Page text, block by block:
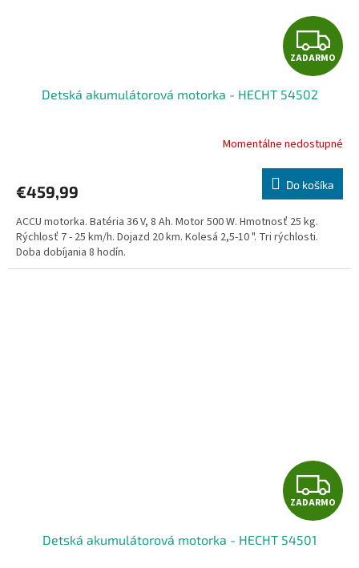
Z
A
A
R
M
ZADARMO
Detská akumulátorová motorka - HECHT 54502
Momentálne nedostupné
€459,99 Do košíka
ACCU motorka. Batéria 36 V, 8 Ah. Motor 500 W. Hmotnosť 25 kg.
Rýchlosť 7 - 25 km/h. Dojazd 20 km. Kolesá 2,5-10 ". Tri rýchlosti.
Doba dobíjania 8 hodín.
Z
A
ZADARMO
Detská akumulátorová motorka - HECHT 54501